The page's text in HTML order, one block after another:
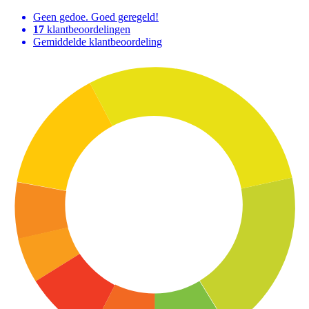
Geen gedoe. Goed geregeld!
17 klantbeoordelingen
Gemiddelde klantbeoordeling